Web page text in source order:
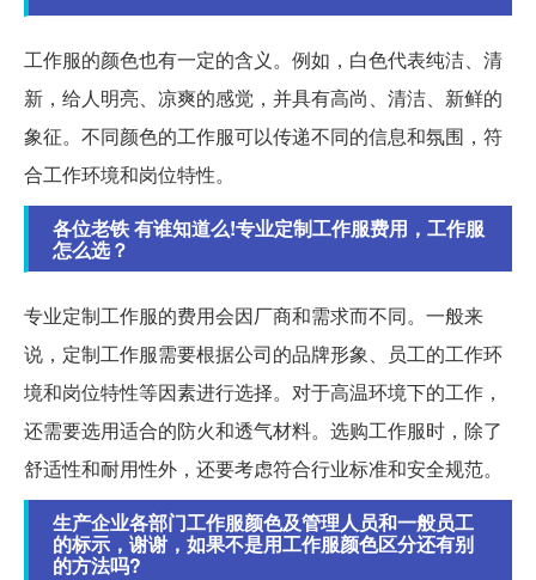
工作服的颜色也有一定的含义。例如，白色代表纯洁、清
新，给人明亮、凉爽的感觉，并具有高尚、清洁、新鲜的
象征。不同颜色的工作服可以传递不同的信息和氛围，符
合工作环境和岗位特性。
各位老铁 有谁知道么!专业定制工作服费用，工作服
怎么选？
专业定制工作服的费用会因厂商和需求而不同。一般来
说，定制工作服需要根据公司的品牌形象、员工的工作环
境和岗位特性等因素进行选择。对于高温环境下的工作，
还需要选用适合的防火和透气材料。选购工作服时，除了
舒适性和耐用性外，还要考虑符合行业标准和安全规范。
生产企业各部门工作服颜色及管理人员和一般员工
的标示，谢谢，如果不是用工作服颜色区分还有别
的方法吗?